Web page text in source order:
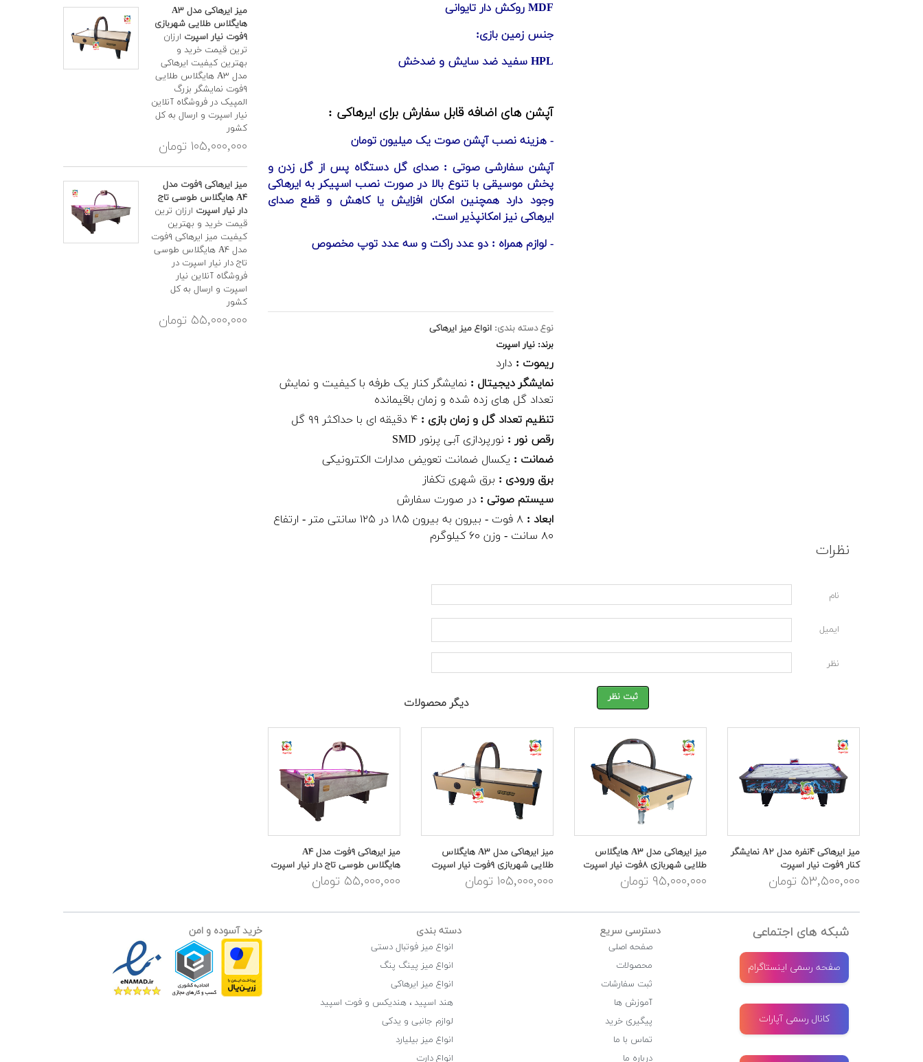
MDF روکش دار تایوانی
جنس زمین بازی:
HPL سفید ضد سایش و ضدخش
آپشن های اضافه قابل سفارش برای ایرهاکی :
- هزینه نصب آپشن صوت یک میلیون تومان
آپشن سفارشی صوتی : صدای گل دستگاه پس از گل زدن و
پخش موسیقی با تنوع بالا در صورت نصب اسپیکر به ایرهاکی
وجود دارد همچنین امکان افزایش یا کاهش و قطع صدای
ایرهاکی نیز امکانپذیر است.
- لوازم همراه : دو عدد راکت و سه عدد توپ مخصوص
نوع دسته بندی:انواع میز ایرهاکی
برند: نیار اسپرت
ریموت :دارد
نمایشگر دیجیتال : نمایشگر کنار یک طرفه با کیفیت و نمایش
تعداد گل های زده شده و زمان باقیمانده
تنظیم تعداد گل و زمان بازی :۴ دقیقه ای با حداکثر ۹۹ گل
رقص نور : نورپردازی آبی پرنور SMD
ضمانت : یکسال ضمانت تعویض مدارات الکترونیکی
برق ورودی : برق شهری تکفاز
سیستم صوتی :در صورت سفارش
ابعاد :
۸ فوت - بیرون به بیرون ۱۸۵ در ۱۲۵ سانتی متر - ارتفاع
۸۰ سانت - وزن ۶۰ کیلوگرم
نظرات
نام
ایمیل
نظر
ثبت نظر دیگر محصولات
میز ایرهاکی ۴نفره مدل A۲ نمایشگر
کنار ۹فوت نیار اسپرت
۵۳,۵۰۰,۰۰۰ تومان
میز ایرهاکی مدل A۳ هایگلاس
طلایی شهربازی ۸فوت نیار اسپرت
۹۵,۰۰۰,۰۰۰ تومان
میز ایرهاکی مدل A۳ هایگلاس
طلایی شهربازی ۹فوت نیار اسپرت
۱۰۵,۰۰۰,۰۰۰ تومان
میز ایرهاکی ۹فوت مدل A۴
هایگلاس طوسی تاج دار نیار اسپرت
۵۵,۰۰۰,۰۰۰ تومان
میز ایرهاکی مدل A۳
هایگلاس طلایی شهربازی
۹فوت نیار اسپرت
ارزان
ترین قیمت خرید و
بهترین کیفیت ایرهاکی
مدل A۳ هایگلاس طلایی
۹فوت نمایشگر بزرگ
المپیک در فروشگاه آنلاین
نیار اسپرت و ارسال به کل
کشور
۱۰۵,۰۰۰,۰۰۰ تومان
میز ایرهاکی ۹فوت مدل
A۴ هایگلاس طوسی تاج
دار نیار اسپرت ارزان ترین
قیمت خرید و بهترین
کیفیت میز ایرهاکی ۹فوت
مدل A۴ هایگلاس طوسی
تاج دار نیار اسپرت در
فروشگاه آنلاین نیار
اسپرت و ارسال به کل
کشور
۵۵,۰۰۰,۰۰۰ تومان
شبکه های اجتماعی
صفحه رسمی اینستاگرام
کانال رسمی آپارات
دسترسی سریع
صفحه اصلی
محصولات
ثبت سفارشات
آموزش ها
پیگیری خرید
تماس با ما
درباره ما
دسته بندی
انواع میز فوتبال دستی
انواع میز پینگ پنگ
انواع میز ایرهاکی
هند اسپید ، هندیکس و فوت اسپید
لوازم جانبی و یدکی
انواع میز بیلیارد
انواع دارت
خرید آسوده و امن